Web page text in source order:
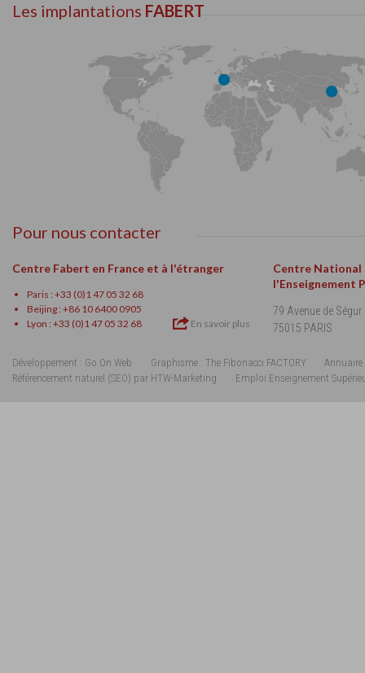
Les implantations FABERT
Pour nous contacter
Centre Fabert en France et à l'étranger
Paris : +33 (0)1 47 05 32 68
Beijing : +86 10 6400 0905
Lyon : +33 (0)1 47 05 32 68
En savoir plus
Centre National
l'Enseignement
79 Avenue de Ségur
75015 PARIS
Développement : Go On Web Graphisme : The Fibonacci FACTORY
Annuaire
Référencement naturel (SEO) par HTW-Marketing
Emploi Enseignement